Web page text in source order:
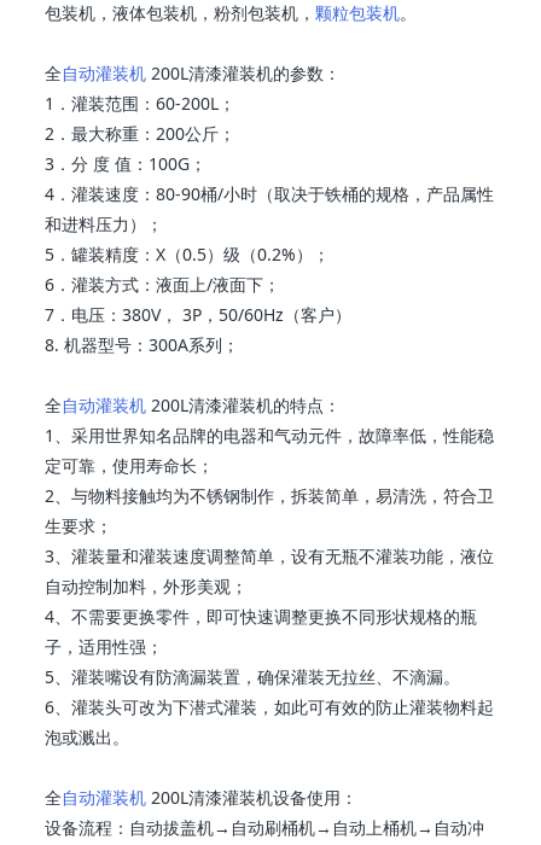
包装机，液体包装机，粉剂包装机，颗粒包装机。
全自动灌装机 200L清漆灌装机的参数：
1．灌装范围：60-200L；
2．最大称重：200公斤；
3．分 度 值：100G；
4．灌装速度：80-90桶/小时（取决于铁桶的规格，产品属性
和进料压力）；
5．罐装精度：X（0.5）级（0.2%）；
6．灌装方式：液面上/液面下；
7．电压：380V， 3P，50/60Hz（客户）
8. 机器型号：300A系列；
全自动灌装机 200L清漆灌装机的特点：
1、采用世界知名品牌的电器和气动元件，故障率低，性能稳
定可靠，使用寿命长；
2、与物料接触均为不锈钢制作，拆装简单，易清洗，符合卫
生要求；
3、灌装量和灌装速度调整简单，设有无瓶不灌装功能，液位
自动控制加料，外形美观；
4、不需要更换零件，即可快速调整更换不同形状规格的瓶
子，适用性强；
5、灌装嘴设有防滴漏装置，确保灌装无拉丝、不滴漏。
6、灌装头可改为下潜式灌装，如此可有效的防止灌装物料起
泡或溅出。
全自动灌装机 200L清漆灌装机设备使用：
设备流程：自动拔盖机→自动刷桶机→自动上桶机→自动冲